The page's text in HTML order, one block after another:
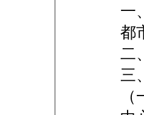
一
都
二
三